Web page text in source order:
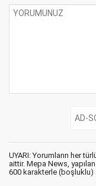
UYARI: Yorumların her
aittir. Mepa News,
600 karakterle (boşluklu)